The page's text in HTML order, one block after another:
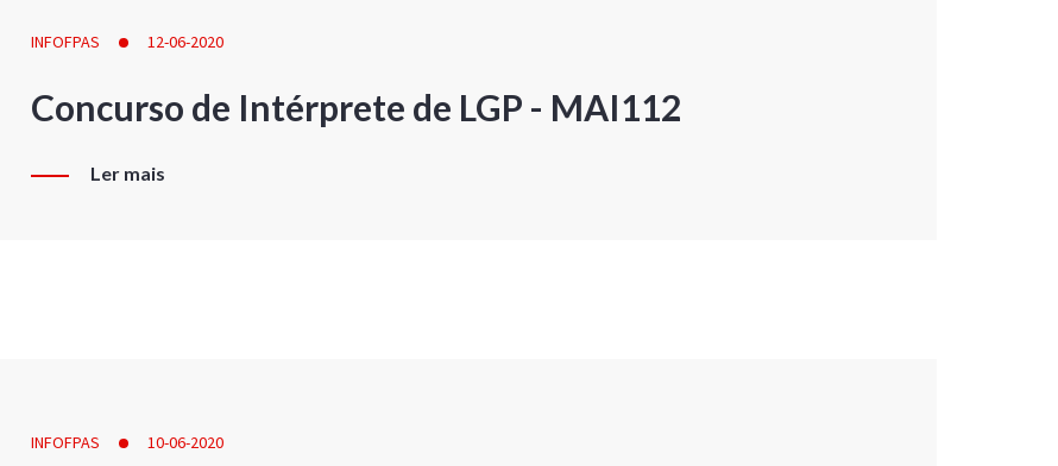
INFOFPAS 12-06-2020
Concurso de Intérprete de LGP - MAI112
Ler mais
INFOFPAS 10-06-2020